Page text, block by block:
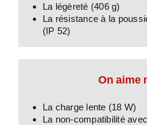
La légèreté (406 g)
La résistance à la
(IP 52)
On aime
La charge lente (18 W)
La non-compatibilité